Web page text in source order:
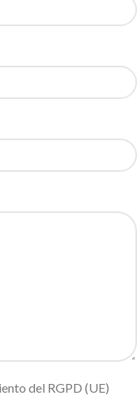
del RGPD (UE)